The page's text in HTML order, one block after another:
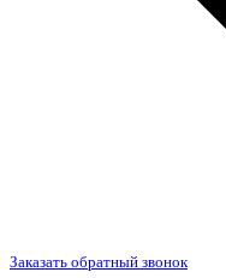
Заказать обратный звонок